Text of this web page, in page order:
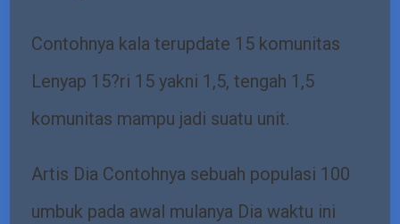
Contohnya kala terupdate 15 komunitas
Lenyap 15?ri 15 yakni 1,5, tengah 1,5
komunitas mampu jadi suatu unit.
Artis Dia Contohnya sebuah populasi 100
umbuk pada awal mulanya Dia waktu ini